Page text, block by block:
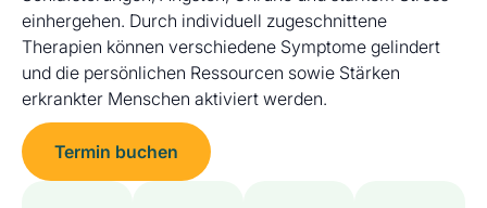
einhergehen. Durch individuell zugeschnittene
Therapien können verschiedene Symptome gelindert
und die persönlichen Ressourcen sowie Stärken
erkrankter Menschen aktiviert werden.
Termin buchen